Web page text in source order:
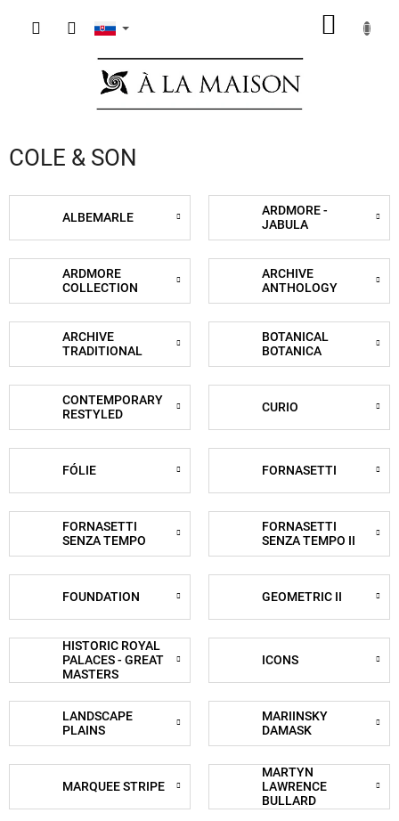
COLE & SON
ALBEMARLE
ARDMORE -
JABULA
ARDMORE
COLLECTION
ARCHIVE
ANTHOLOGY
ARCHIVE
TRADITIONAL
BOTANICAL
BOTANICA
CONTEMPORARY
RESTYLED
CURIO
FÓLIE FORNASETTI
FORNASETTI
SENZA TEMPO
FORNASETTI
SENZA TEMPO II
FOUNDATION GEOMETRIC II
HISTORIC ROYAL
PALACES - GREAT
MASTERS
ICONS
LANDSCAPE
PLAINS
MARIINSKY
DAMASK
MARQUEE STRIPE
MARTYN
LAWRENCE
BULLARD